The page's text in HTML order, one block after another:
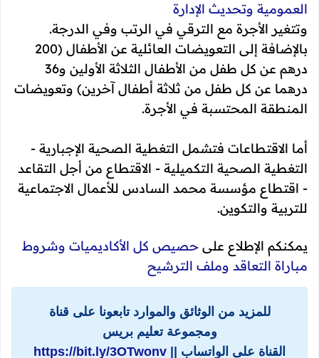
العمومية وتحديث الإدارة
وتتغير الأجرة مع الترقي في الرتب وفي الدرجة.
بالإضافة إلى التعويضات العائلية عن الأطفال (200
درهم عن كل طفل من الأطفال الثلاثة الأولين و36
درهما عن كل طفل من ثلاثة أطفال آخرين) وتعويضات
المنطقة المحتسبة في الأجرة.
أما الاقتطاعات فتشمل التغطية الصحية الإجبارية -
التغطية الصحية التكميلية - الاقتطاع من أجل التقاعد
- اقتطاع مؤسسة محمد السادس للأعمال الاجتماعية
للتربية والتكوين.
يمكنكم الإطلاع على حصيص كل الأكاديميات وشروط
مباراة التعاقد وملف الترشيح
للمزيد من الوثائق والموارد تابعونا على قناة
ومجموعة تعليم بريس
القناة على الواتساب || https://bit.ly/3OTwonv